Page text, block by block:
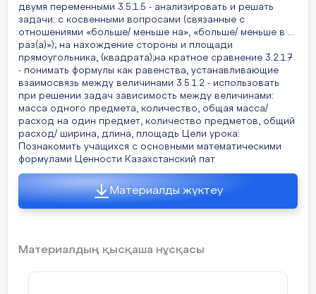
двумя переменными 3.5.1.5 - анализировать и решать
задачи: с косвенными вопросами (связанные с
отношениями «больше/ меньше на», «больше/ меньше в ...
раз(а)»); на нахождение стороны и площади
прямоугольника, (квадрата);на кратное сравнение 3.2.1.7
- понимать формулы как равенства, устанавливающие
взаимосвязь между величинами 3.5.1.2 - использовать
при решении задач зависимость между величинами:
масса одного предмета, количество, общая масса/
расход на один предмет, количество предметов, общий
расход/ ширина, длина, площадь Цели урока:
Познакомить учащихся с основными математическими
формулами Ценности Казахстанский пат
Материалды жүктеу
Материалдың қысқаша нұсқасы